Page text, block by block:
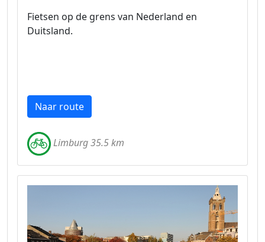
Fietsen op de grens van Nederland en
Duitsland.
Naar route
Limburg 35.5 km